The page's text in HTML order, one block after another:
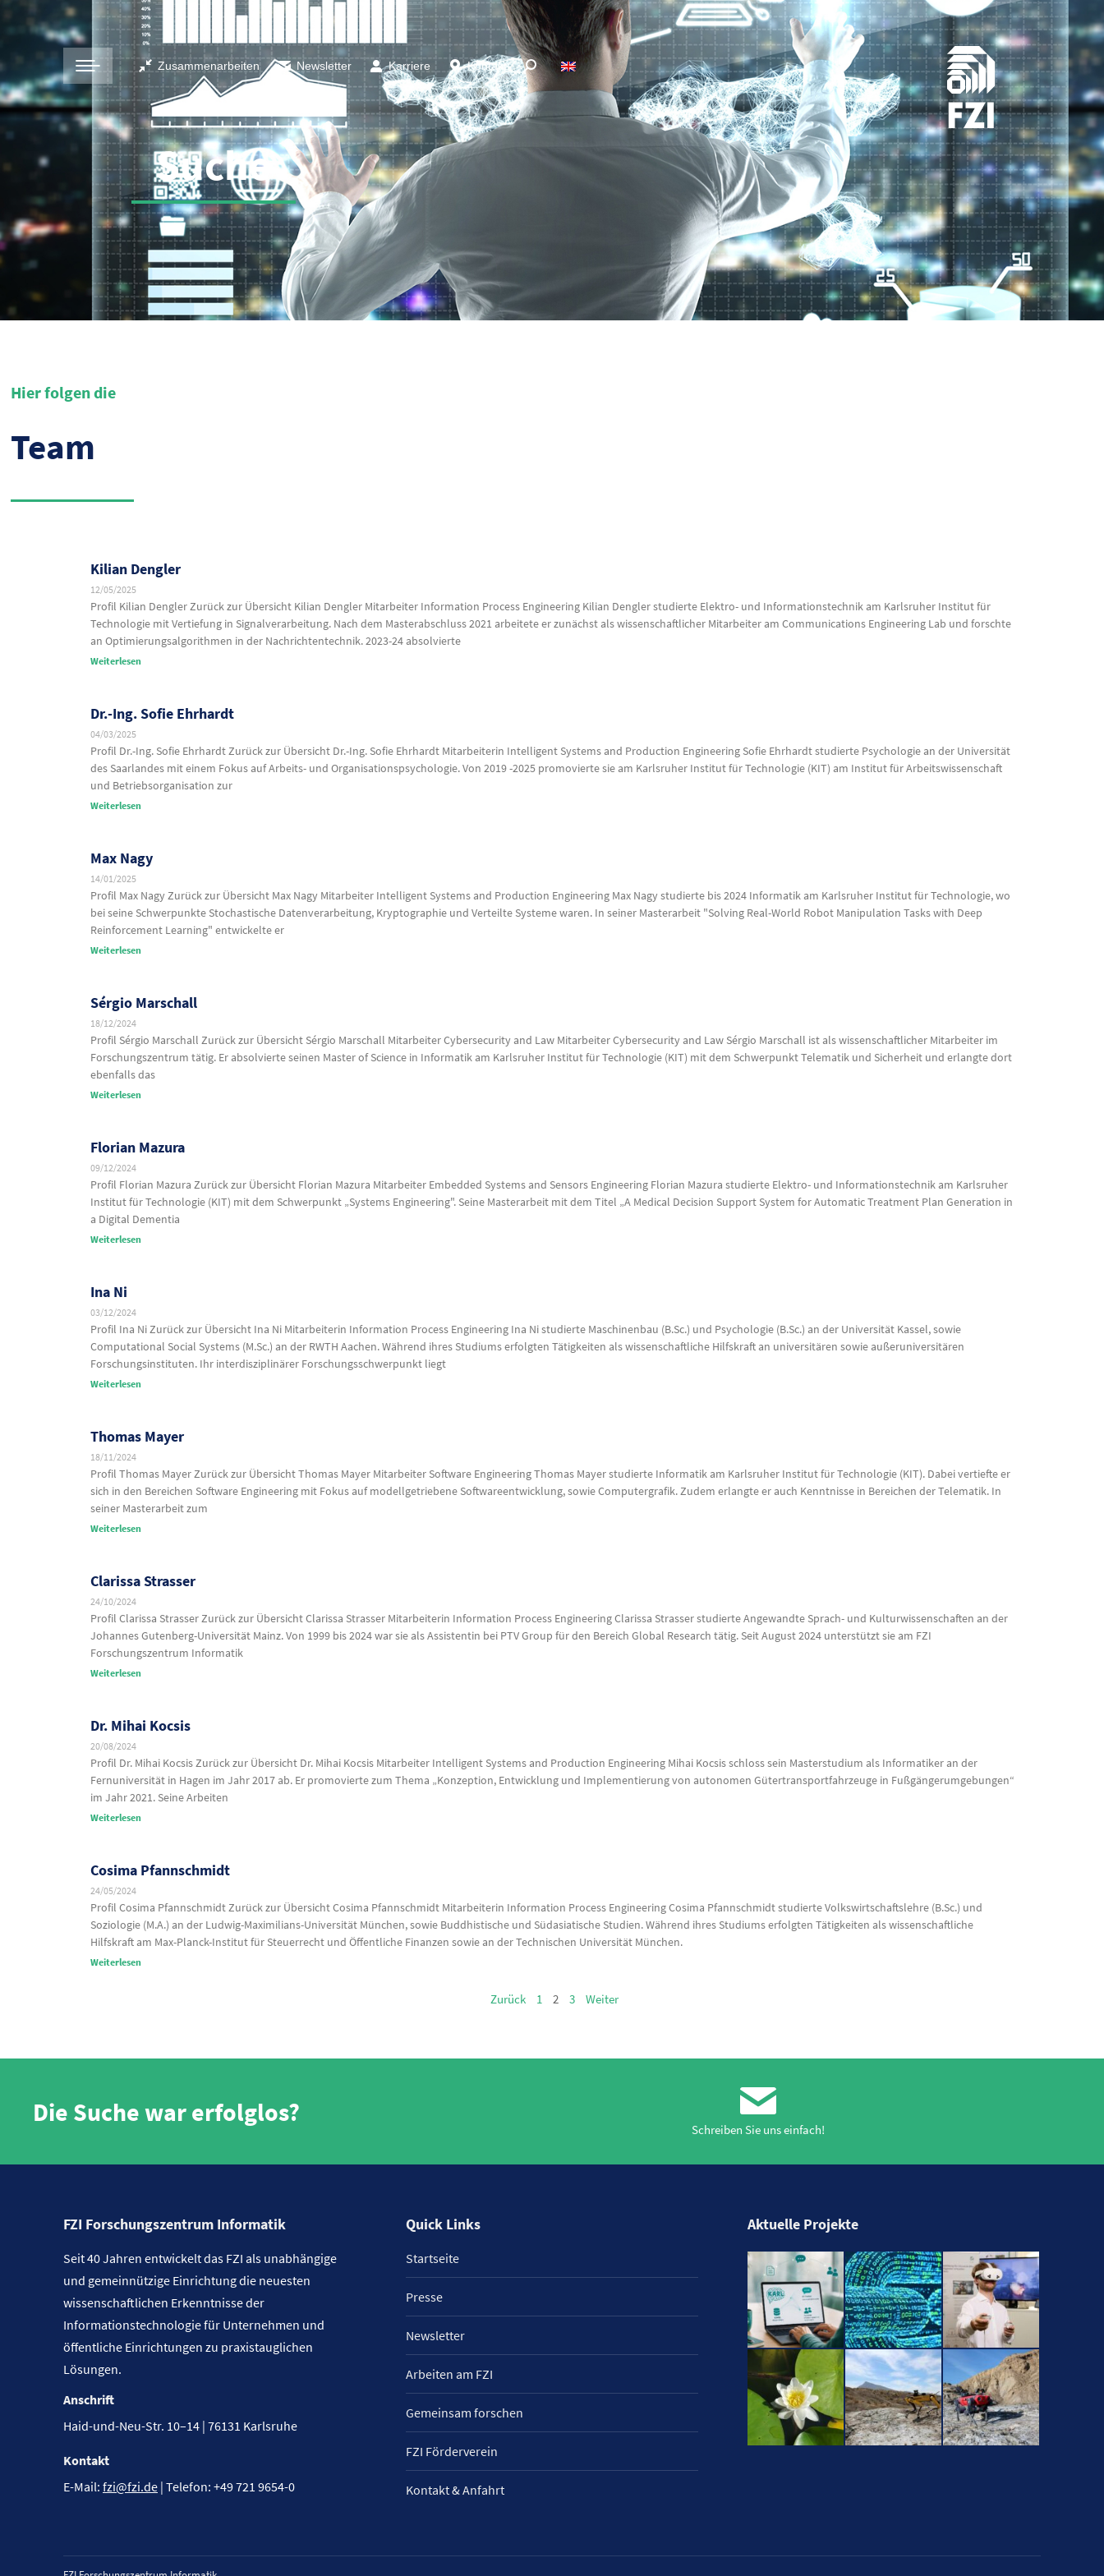
Zusammenarbeiten Newsletter Karriere Kontakt
Suche
Hier folgen die
Team
Kilian Dengler
12/05/2025
Profil Kilian Dengler Zurück zur Übersicht Kilian Dengler Mitarbeiter Information Process Engineering Kilian Dengler studierte Elektro- und Informationstechnik am Karlsruher Institut für
Technologie mit Vertiefung in Signalverarbeitung. Nach dem Masterabschluss 2021 arbeitete er zunächst als wissenschaftlicher Mitarbeiter am Communications Engineering Lab und forschte
an Optimierungsalgorithmen in der Nachrichtentechnik. 2023-24 absolvierte
Weiterlesen
Dr.-Ing. Sofie Ehrhardt
04/03/2025
Profil Dr.-Ing. Sofie Ehrhardt Zurück zur Übersicht Dr.-Ing. Sofie Ehrhardt Mitarbeiterin Intelligent Systems and Production Engineering Sofie Ehrhardt studierte Psychologie an der Universität
des Saarlandes mit einem Fokus auf Arbeits- und Organisationspsychologie. Von 2019 -2025 promovierte sie am Karlsruher Institut für Technologie (KIT) am Institut für Arbeitswissenschaft
und Betriebsorganisation zur
Weiterlesen
Max Nagy
14/01/2025
Profil Max Nagy Zurück zur Übersicht Max Nagy Mitarbeiter Intelligent Systems and Production Engineering Max Nagy studierte bis 2024 Informatik am Karlsruher Institut für Technologie, wo
bei seine Schwerpunkte Stochastische Datenverarbeitung, Kryptographie und Verteilte Systeme waren. In seiner Masterarbeit "Solving Real-World Robot Manipulation Tasks with Deep
Reinforcement Learning" entwickelte er
Weiterlesen
Sérgio Marschall
18/12/2024
Profil Sérgio Marschall Zurück zur Übersicht Sérgio Marschall Mitarbeiter Cybersecurity and Law Mitarbeiter Cybersecurity and Law Sérgio Marschall ist als wissenschaftlicher Mitarbeiter im
Forschungszentrum tätig. Er absolvierte seinen Master of Science in Informatik am Karlsruher Institut für Technologie (KIT) mit dem Schwerpunkt Telematik und Sicherheit und erlangte dort
ebenfalls das
Weiterlesen
Florian Mazura
09/12/2024
Profil Florian Mazura Zurück zur Übersicht Florian Mazura Mitarbeiter Embedded Systems and Sensors Engineering Florian Mazura studierte Elektro- und Informationstechnik am Karlsruher
Institut für Technologie (KIT) mit dem Schwerpunkt „Systems Engineering". Seine Masterarbeit mit dem Titel „A Medical Decision Support System for Automatic Treatment Plan Generation in
a Digital Dementia
Weiterlesen
Ina Ni
03/12/2024
Profil Ina Ni Zurück zur Übersicht Ina Ni Mitarbeiterin Information Process Engineering Ina Ni studierte Maschinenbau (B.Sc.) und Psychologie (B.Sc.) an der Universität Kassel, sowie
Computational Social Systems (M.Sc.) an der RWTH Aachen. Während ihres Studiums erfolgten Tätigkeiten als wissenschaftliche Hilfskraft an universitären sowie außeruniversitären
Forschungsinstituten. Ihr interdisziplinärer Forschungsschwerpunkt liegt
Weiterlesen
Thomas Mayer
18/11/2024
Profil Thomas Mayer Zurück zur Übersicht Thomas Mayer Mitarbeiter Software Engineering Thomas Mayer studierte Informatik am Karlsruher Institut für Technologie (KIT). Dabei vertiefte er
sich in den Bereichen Software Engineering mit Fokus auf modellgetriebene Softwareentwicklung, sowie Computergrafik. Zudem erlangte er auch Kenntnisse in Bereichen der Telematik. In
seiner Masterarbeit zum
Weiterlesen
Clarissa Strasser
24/10/2024
Profil Clarissa Strasser Zurück zur Übersicht Clarissa Strasser Mitarbeiterin Information Process Engineering Clarissa Strasser studierte Angewandte Sprach- und Kulturwissenschaften an der
Johannes Gutenberg-Universität Mainz. Von 1999 bis 2024 war sie als Assistentin bei PTV Group für den Bereich Global Research tätig. Seit August 2024 unterstützt sie am FZI
Forschungszentrum Informatik
Weiterlesen
Dr. Mihai Kocsis
20/08/2024
Profil Dr. Mihai Kocsis Zurück zur Übersicht Dr. Mihai Kocsis Mitarbeiter Intelligent Systems and Production Engineering Mihai Kocsis schloss sein Masterstudium als Informatiker an der
Fernuniversität in Hagen im Jahr 2017 ab. Er promovierte zum Thema „Konzeption, Entwicklung und Implementierung von autonomen Gütertransportfahrzeuge in Fußgängerumgebungen“
im Jahr 2021. Seine Arbeiten
Weiterlesen
Cosima Pfannschmidt
24/05/2024
Profil Cosima Pfannschmidt Zurück zur Übersicht Cosima Pfannschmidt Mitarbeiterin Information Process Engineering Cosima Pfannschmidt studierte Volkswirtschaftslehre (B.Sc.) und
Soziologie (M.A.) an der Ludwig-Maximilians-Universität München, sowie Buddhistische und Südasiatische Studien. Während ihres Studiums erfolgten Tätigkeiten als wissenschaftliche
Hilfskraft am Max-Planck-Institut für Steuerrecht und Öffentliche Finanzen sowie an der Technischen Universität München.
Weiterlesen
Zurück 1 2 3 Weiter
Die Suche war erfolglos?
Schreiben Sie uns einfach!
FZI Forschungszentrum Informatik
Seit 40 Jahren entwickelt das FZI als unabhängige
und gemeinnützige Einrichtung die neuesten
wissenschaftlichen Erkenntnisse der
Informationstechnologie für Unternehmen und
öffentliche Einrichtungen zu praxistauglichen
Lösungen.
Anschrift
Haid-und-Neu-Str. 10–14 | 76131 Karlsruhe
Kontakt
E-Mail: fzi@fzi.de | Telefon: +49 721 9654-0
Quick Links
Startseite
Presse
Newsletter
Arbeiten am FZI
Gemeinsam forschen
FZI Förderverein
Kontakt & Anfahrt
Aktuelle Projekte